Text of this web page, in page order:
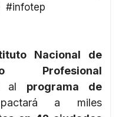
#infotep
Nacional de
Profesional
al programa de
a miles